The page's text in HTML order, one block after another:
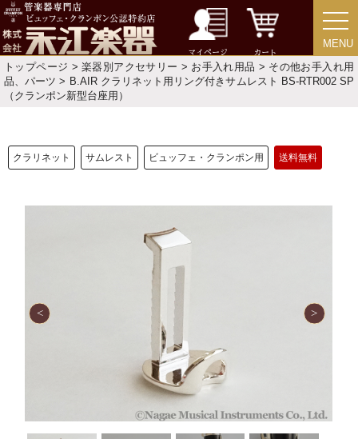
マイページ カート
MENU
MENU
トップページ >楽器別アクセサリー > お手入れ用品 > その他お手入れ用
品、パーツ > B.AIR クラリネット用リング付きサムレスト BS-RTR002 SP
（クランポン新型台座用）
クラリネット サムレスト ビュッフェ・クランポン用 送料無料